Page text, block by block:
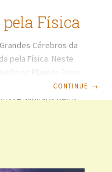
Física
Cérebros da
pela Física. Neste
no Planeta Terra.
habitada pelos
evolução
CONTINUE →